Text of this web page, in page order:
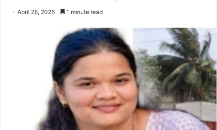
April 28, 2026 1 minute read